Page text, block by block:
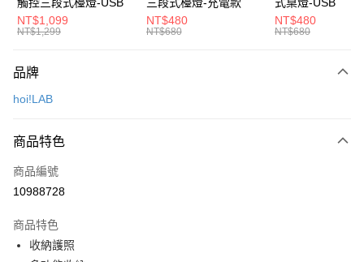
聯邦商業銀行
遠東國際商業銀行
元大商業銀行
台灣樂天信用卡公司
匯豐（台灣）商業銀行
聯邦商業銀行
玉山商業銀行
台灣樂天信用卡公司
AFTEE先享後付
【關於「AFTEE先享後付」】
AFTEE先享後付是「在收到商品之後才付款」的支付方式。 讓您購物簡單
便利好安心！
３．安心：先確認商品／服務後，再付款。
【「AFTEE先享後付」結帳流程】
結帳頁面，進行簡訊認證並確認金額後，即可完成結帳。
３．收到繳費通知簡訊後14天內，點擊此簡訊中的連結，可透過四大超商／
ATM／網路銀行／等多元方式進行付款，方視為交易完成。
每筆NT$99，滿NT$799(含以上)免運費
NT$1,099
NT$1,299
NT$480
NT$680
NT$480
NT$680
品牌
hoi!LAB
商品特色
商品編號
10988728
商品特色
收納護照